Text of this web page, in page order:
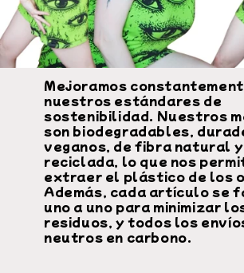
Mejoramos
nuestros estándares de
sostenibilidad. Nuestros
son biodegradables,
veganos, de fibra natural y
reciclada, lo que nos
extraer el plástico de los
Además, cada artículo se
uno a uno para minimizar
residuos, y todos los
neutros en carbono.